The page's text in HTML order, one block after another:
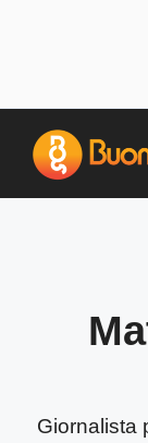
contenuto
Giornalista